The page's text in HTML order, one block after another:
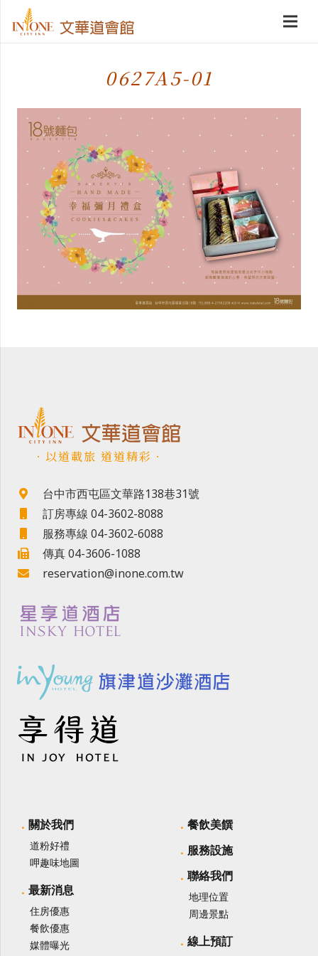
0627A5-01
．以道載旅 道道精彩．
台中市西屯區文華路138巷31號
訂房專線 04-3602-8088
服務專線 04-3602-6088
傳真 04-3606-1088
reservation@inone.com.tw
關於我們
道粉好禮
呷趣味地圖
最新消息
住房優惠
餐飲優惠
媒體曝光
餐飲美饌
服務設施
聯絡我們
地理位置
周邊景點
線上預訂